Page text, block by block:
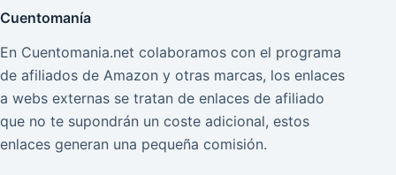
Cuentomanía
En Cuentomania.net colaboramos con el programa
de afiliados de Amazon y otras marcas, los enlaces
a webs externas se tratan de enlaces de afiliado
que no te supondrán un coste adicional, estos
enlaces generan una pequeña comisión.